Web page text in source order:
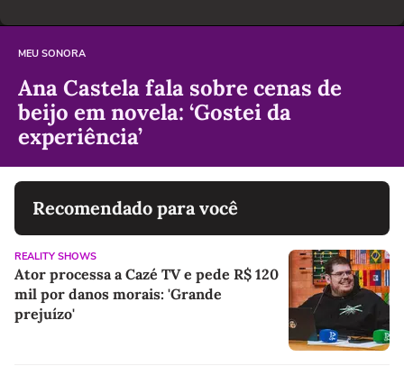
MEU SONORA
Ana Castela fala sobre cenas de
beijo em novela: ‘Gostei da
experiência’
Recomendado para você
REALITY SHOWS
Ator processa a Cazé TV e pede R$ 120
mil por danos morais: 'Grande
prejuízo'